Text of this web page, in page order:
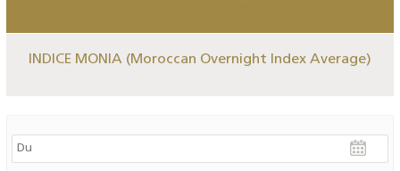
INDICE MONIA (Moroccan Overnight Index Average)